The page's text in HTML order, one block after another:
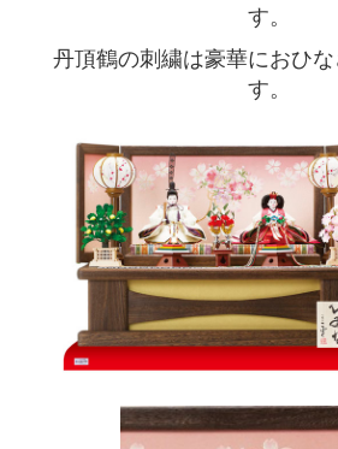
す。
丹頂鶴の刺繍は豪華におひ
す。